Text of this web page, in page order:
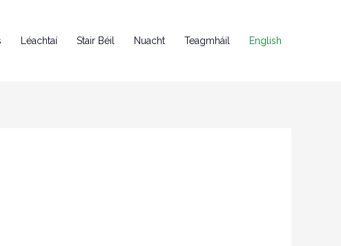
Léachtaí Stair Béil Nuacht Teagmháil English